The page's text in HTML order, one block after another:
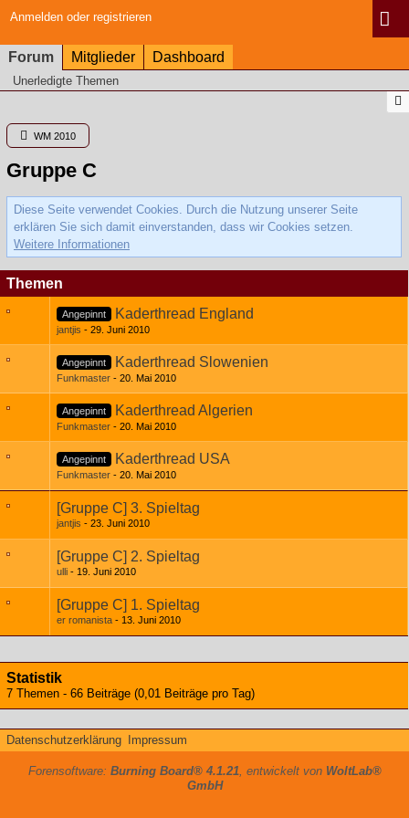
Anmelden oder registrieren
Forum Mitglieder Dashboard
Unerledigte Themen
WM 2010
Gruppe C
Diese Seite verwendet Cookies. Durch die Nutzung unserer Seite
erklären Sie sich damit einverstanden, dass wir Cookies setzen.
Weitere Informationen
Themen
Angepinnt Kaderthread England
jantjis 29. Juni 2010
Angepinnt Kaderthread Slowenien
Funkmaster 20. Mai 2010
Angepinnt Kaderthread Algerien
Funkmaster 20. Mai 2010
Angepinnt Kaderthread USA
Funkmaster 20. Mai 2010
[Gruppe C] 3. Spieltag
jantjis 23. Juni 2010
[Gruppe C] 2. Spieltag
ulli 19. Juni 2010
[Gruppe C] 1. Spieltag
er romanista 13. Juni 2010
Statistik
7 Themen - 66 Beiträge (0,01 Beiträge pro Tag)
Datenschutzerklärung Impressum
Forensoftware: Burning Board® 4.1.21, entwickelt von WoltLab®
GmbH